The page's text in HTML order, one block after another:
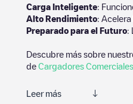
Carga Inteligente:
Alto Rendimiento:
Preparado para el Futuro:
Descubre más sobre
de Cargadores
Leer más